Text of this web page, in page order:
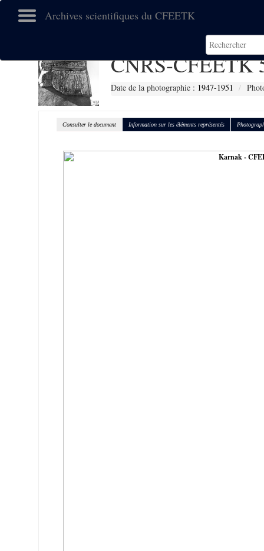
Archives scientifiques du CFEETK
CNRS-CFEETK
Date de la photographie : 1947-1951
Consulter le document Information sur les éléments représentés